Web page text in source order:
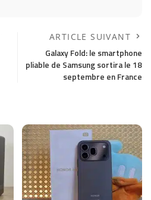
ARTICLE SUIVANT
Galaxy Fold: le smartphone
pliable de Samsung sortira le 18
septembre en France